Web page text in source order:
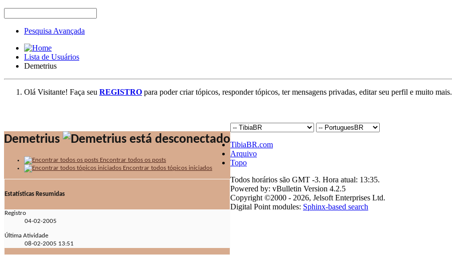
Pesquisa Avançada
Lista de Usuários
Demetrius
Olá Visitante! Faça seu REGISTRO para poder criar tópicos, responder tópicos, ter mensagens privadas, editar seu perfil e muito mais.
Demetrius
Encontrar todos os posts
Encontrar todos tópicos iniciados
Estatísticas Resumidas
Registro
04-02-2005
Última Atividade
08-02-2005 13:51
TibiaBR.com
Arquivo
Topo
Todos horários são GMT -3. Hora atual: 13:35.
Powered by: vBulletin Version 4.2.5
Copyright ©2000 - 2026, Jelsoft Enterprises Ltd.
Digital Point modules: Sphinx-based search